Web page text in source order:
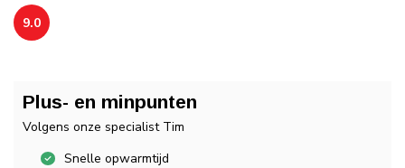
9.0
Plus- en minpunten
Volgens onze specialist Tim
Snelle opwarmtijd